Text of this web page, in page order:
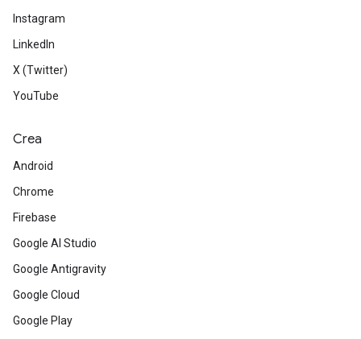
Instagram
LinkedIn
X (Twitter)
YouTube
Crea
Android
Chrome
Firebase
Google AI Studio
Google Antigravity
Google Cloud
Google Play